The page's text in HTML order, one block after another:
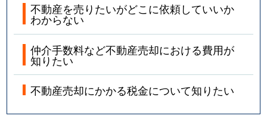
不動産を売りたいがどこに依頼していいか
わからない
仲介手数料など不動産売却における費用が
知りたい
不動産売却にかかる税金について知りたい